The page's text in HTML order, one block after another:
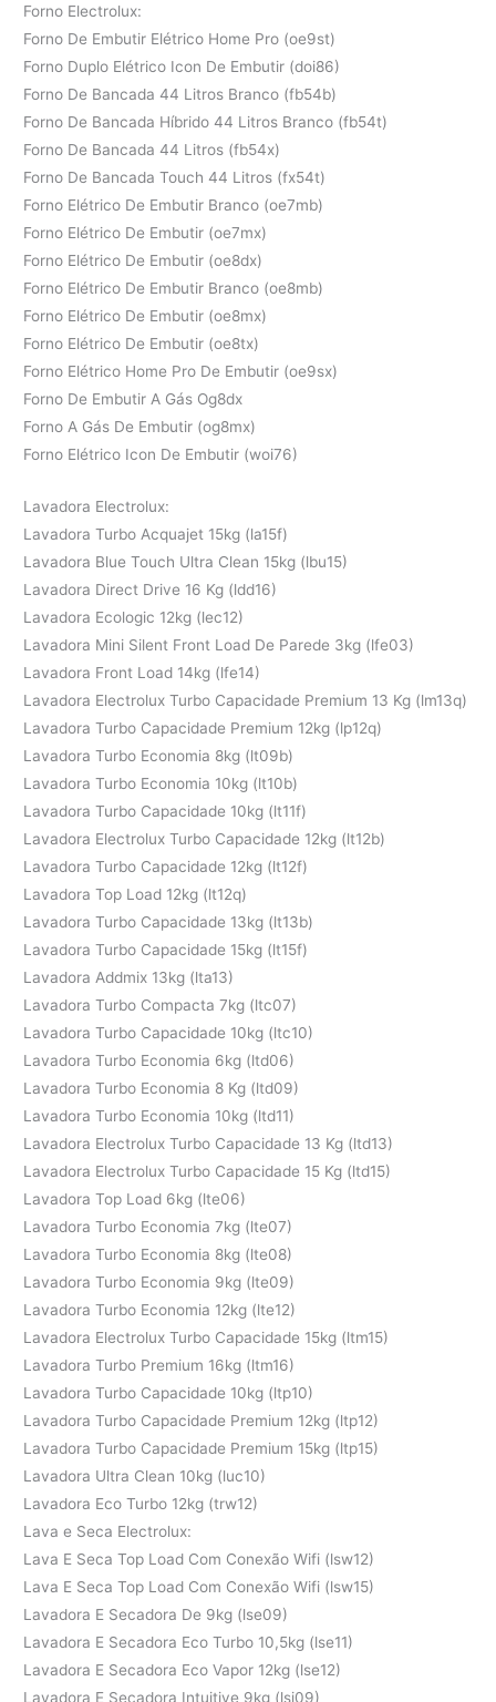
Forno Electrolux:
Forno De Embutir Elétrico Home Pro (oe9st)
Forno Duplo Elétrico Icon De Embutir (doi86)
Forno De Bancada 44 Litros Branco (fb54b)
Forno De Bancada Híbrido 44 Litros Branco (fb54t)
Forno De Bancada 44 Litros (fb54x)
Forno De Bancada Touch 44 Litros (fx54t)
Forno Elétrico De Embutir Branco (oe7mb)
Forno Elétrico De Embutir (oe7mx)
Forno Elétrico De Embutir (oe8dx)
Forno Elétrico De Embutir Branco (oe8mb)
Forno Elétrico De Embutir (oe8mx)
Forno Elétrico De Embutir (oe8tx)
Forno Elétrico Home Pro De Embutir (oe9sx)
Forno De Embutir A Gás Og8dx
Forno A Gás De Embutir (og8mx)
Forno Elétrico Icon De Embutir (woi76)
Lavadora Electrolux:
Lavadora Turbo Acquajet 15kg (la15f)
Lavadora Blue Touch Ultra Clean 15kg (lbu15)
Lavadora Direct Drive 16 Kg (ldd16)
Lavadora Ecologic 12kg (lec12)
Lavadora Mini Silent Front Load De Parede 3kg (lfe03)
Lavadora Front Load 14kg (lfe14)
Lavadora Electrolux Turbo Capacidade Premium 13 Kg (lm13q)
Lavadora Turbo Capacidade Premium 12kg (lp12q)
Lavadora Turbo Economia 8kg (lt09b)
Lavadora Turbo Economia 10kg (lt10b)
Lavadora Turbo Capacidade 10kg (lt11f)
Lavadora Electrolux Turbo Capacidade 12kg (lt12b)
Lavadora Turbo Capacidade 12kg (lt12f)
Lavadora Top Load 12kg (lt12q)
Lavadora Turbo Capacidade 13kg (lt13b)
Lavadora Turbo Capacidade 15kg (lt15f)
Lavadora Addmix 13kg (lta13)
Lavadora Turbo Compacta 7kg (ltc07)
Lavadora Turbo Capacidade 10kg (ltc10)
Lavadora Turbo Economia 6kg (ltd06)
Lavadora Turbo Economia 8 Kg (ltd09)
Lavadora Turbo Economia 10kg (ltd11)
Lavadora Electrolux Turbo Capacidade 13 Kg (ltd13)
Lavadora Electrolux Turbo Capacidade 15 Kg (ltd15)
Lavadora Top Load 6kg (lte06)
Lavadora Turbo Economia 7kg (lte07)
Lavadora Turbo Economia 8kg (lte08)
Lavadora Turbo Economia 9kg (lte09)
Lavadora Turbo Economia 12kg (lte12)
Lavadora Electrolux Turbo Capacidade 15kg (ltm15)
Lavadora Turbo Premium 16kg (ltm16)
Lavadora Turbo Capacidade 10kg (ltp10)
Lavadora Turbo Capacidade Premium 12kg (ltp12)
Lavadora Turbo Capacidade Premium 15kg (ltp15)
Lavadora Ultra Clean 10kg (luc10)
Lavadora Eco Turbo 12kg (trw12)
Lava e Seca Electrolux:
Lava E Seca Top Load Com Conexão Wifi (lsw12)
Lava E Seca Top Load Com Conexão Wifi (lsw15)
Lavadora E Secadora De 9kg (lse09)
Lavadora E Secadora Eco Turbo 10,5kg (lse11)
Lavadora E Secadora Eco Vapor 12kg (lse12)
Lavadora E Secadora Intuitive 9kg (lsi09)